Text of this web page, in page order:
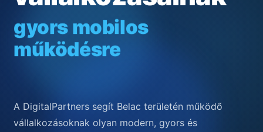
gyors mobilos
működésre
A DigitalPartners segít Belac területén működő
vállalkozásoknak olyan modern, gyors és